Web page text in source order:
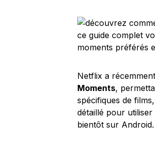
Netflix a
Moments,
spécifiques de
détaillé pour
bientôt sur Android.